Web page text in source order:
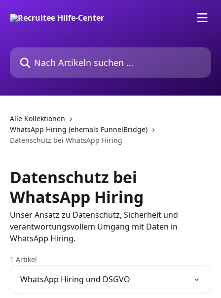
Nach Artikeln suchen …
Alle Kollektionen
WhatsApp Hiring (ehemals FunnelBridge)
Datenschutz bei WhatsApp Hiring
Datenschutz bei
WhatsApp Hiring
Unser Ansatz zu Datenschutz, Sicherheit und
verantwortungsvollem Umgang mit Daten in
WhatsApp Hiring.
1 Artikel
WhatsApp Hiring und DSGVO